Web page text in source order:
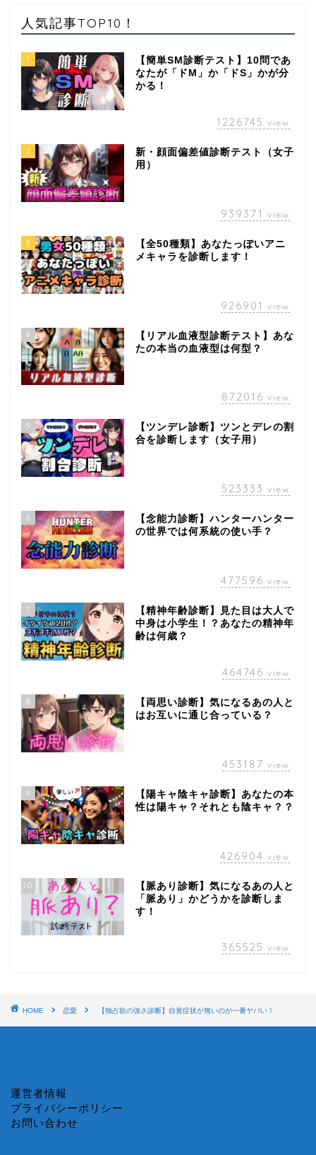
人気記事TOP10！
1
【簡単SM診断テスト】10問であ
なたが「ドM」か「ドS」かが分
かる！
1226745 view
2
新・顔面偏差値診断テスト（女子
用）
939371 view
3
【全50種類】あなたっぽいアニ
メキャラを診断します！
926901 view
4
【リアル血液型診断テスト】あな
たの本当の血液型は何型？
872016 view
5
【ツンデレ診断】ツンとデレの割
合を診断します（女子用）
523333 view
6
【念能力診断】ハンターハンター
の世界では何系統の使い手？
477596 view
7
【精神年齢診断】見た目は大人で
中身は小学生！？あなたの精神年
齢は何歳？
464746 view
8
【両思い診断】気になるあの人と
はお互いに通じ合っている？
453187 view
9
【陽キャ陰キャ診断】あなたの本
性は陽キャ？それとも陰キャ？？
426904 view
10
【脈あり診断】気になるあの人と
「脈あり」かどうかを診断しま
す！
365525 view
HOME 恋愛 【独占欲の強さ診断】自覚症状が無いのが一番ヤバい！
運営者情報
プライバシーポリシー
お問い合わせ